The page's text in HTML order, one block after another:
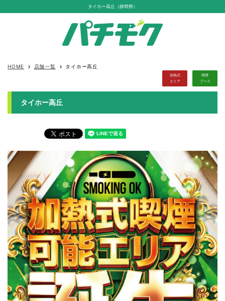
タイホー高丘（静岡県）
HOME keyboard_arrow_right 店舗一覧 keyboard_arrow_right タイホー高丘
加熱式
エリア
喫煙
ブース
タイホー高丘